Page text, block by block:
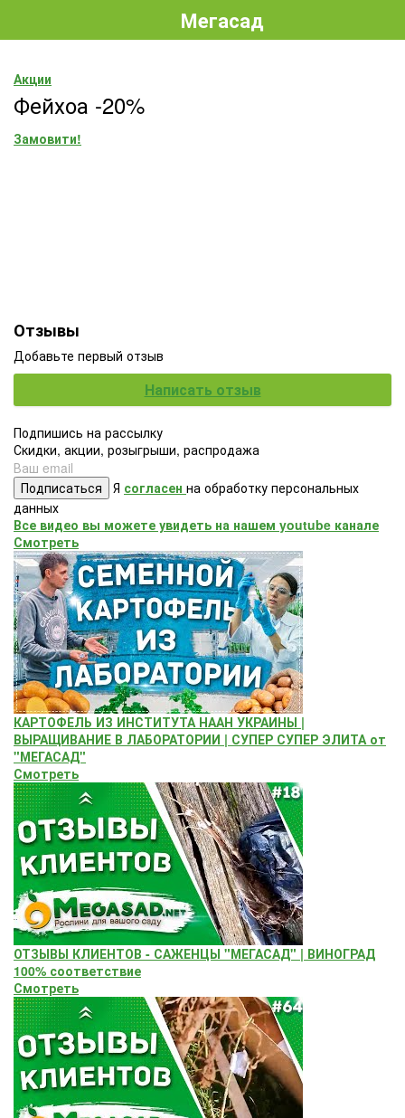
Мегасад
Акции
Фейхоа -20%
Замовити!
Отзывы
Добавьте первый отзыв
Написать отзыв
Подпишись на рассылку
Скидки, акции, розыгрыши, распродажа
Подписаться Я согласен на обработку персональных
данных
Все видео вы можете увидеть на нашем youtube канале
Смотреть
КАРТОФЕЛЬ ИЗ ИНСТИТУТА НААН УКРАИНЫ |
ВЫРАЩИВАНИЕ В ЛАБОРАТОРИИ | СУПЕР СУПЕР ЭЛИТА от
"МЕГАСАД"
Смотреть
ОТЗЫВЫ КЛИЕНТОВ - САЖЕНЦЫ "МЕГАСАД" | ВИНОГРАД
100% соответствие
Смотреть